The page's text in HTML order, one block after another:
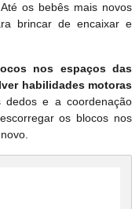
Até os bebês mais novos
brincar de encaixar e
nos espaços das
habilidades motoras
e a coordenação
os blocos nos